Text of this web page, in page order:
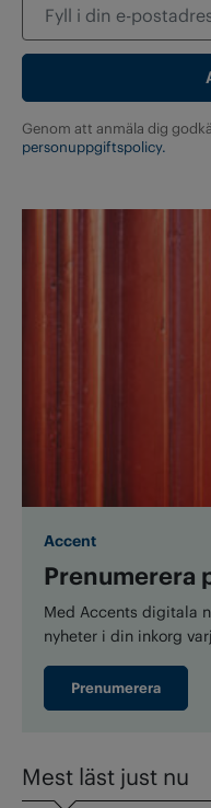
Genom att anmäla dig
personuppgiftspolicy.
Accent
Prenumerera
Med Accents digitala
nyheter i din inkorg
Prenumerera
Mest läst just nu